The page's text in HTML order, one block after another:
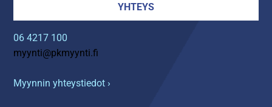
YHTEYS
06 4217 100
myynti@pkmyynti.fi
Myynnin yhteystiedot ›